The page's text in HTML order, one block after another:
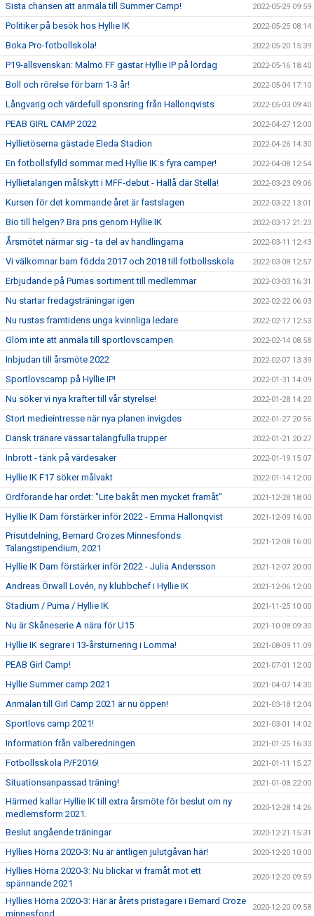
Sista chansen att anmäla till Summer Camp! 2022-05-29 09:59
Politiker på besök hos Hyllie IK 2022-05-25 08:14
Boka Pro-fotbollskola! 2022-05-20 15:39
P19-allsvenskan: Malmö FF gästar Hyllie IP på lördag 2022-05-16 18:40
Boll och rörelse för barn 1-3 år! 2022-05-04 17:10
Långvarig och värdefull sponsring från Hallonqvists 2022-05-03 09:40
PEAB GIRL CAMP 2022 2022-04-27 12:00
Hyllietöserna gästade Eleda Stadion 2022-04-26 14:30
En fotbollsfylld sommar med Hyllie IK:s fyra camper! 2022-04-08 12:54
Hyllietalangen målskytt i MFF-debut - Hallå där Stella! 2022-03-23 09:06
Kursen för det kommande året är fastslagen 2022-03-22 13:01
Bio till helgen? Bra pris genom Hyllie IK 2022-03-17 21:23
Årsmötet närmar sig - ta del av handlingarna 2022-03-11 12:43
Vi välkomnar barn födda 2017 och 2018 till fotbollsskola 2022-03-08 12:57
Erbjudande på Pumas sortiment till medlemmar 2022-03-03 16:31
Nu startar fredagsträningar igen 2022-02-22 06:03
Nu rustas framtidens unga kvinnliga ledare 2022-02-17 12:53
Glöm inte att anmäla till sportlovscampen 2022-02-14 08:58
Inbjudan till årsmöte 2022 2022-02-07 13:39
Sportlovscamp på Hyllie IP! 2022-01-31 14:09
Nu söker vi nya krafter till vår styrelse! 2022-01-28 14:20
Stort medieintresse när nya planen invigdes 2022-01-27 20:56
Dansk tränare vässar talangfulla trupper 2022-01-21 20:27
Inbrott - tänk på värdesaker 2022-01-19 15:07
Hyllie IK F17 söker målvakt 2022-01-14 12:00
Ordförande har ordet: "Lite bakåt men mycket framåt" 2021-12-28 18:00
Hyllie IK Dam förstärker inför 2022 - Emma Hallonqvist 2021-12-09 16:00
Prisutdelning, Bernard Crozes Minnesfonds
Talangstipendium, 2021
2021-12-08 16:00
Hyllie IK Dam förstärker inför 2022 - Julia Andersson 2021-12-07 20:00
Andreas Örwall Lovén, ny klubbchef i Hyllie IK 2021-12-06 12:00
Stadium / Puma / Hyllie IK 2021-11-25 10:00
Nu är Skåneserie A nära för U15 2021-10-08 09:30
Hyllie IK segrare i 13-årsturnering i Lomma! 2021-08-09 11:09
PEAB Girl Camp! 2021-07-01 12:00
Hyllie Summer camp 2021 2021-04-07 14:30
Anmälan till Girl Camp 2021 är nu öppen! 2021-03-18 12:04
Sportlovs camp 2021! 2021-03-01 14:02
Information från valberedningen 2021-01-25 16:33
Fotbollsskola P/F2016! 2021-01-11 15:27
Situationsanpassad träning! 2021-01-08 22:00
Härmed kallar Hyllie IK till extra årsmöte för beslut om ny
medlemsform 2021.
2020-12-28 14:26
Beslut angående träningar 2020-12-21 15:31
Hyllies Hörna 2020-3: Nu är äntligen julutgåvan här! 2020-12-20 10:00
Hyllies Hörna 2020-3: Nu blickar vi framåt mot ett
spännande 2021
2020-12-20 09:59
Hyllies Hörna 2020-3: Här är årets pristagare i Bernard Croze
minnesfond
2020-12-20 09:58